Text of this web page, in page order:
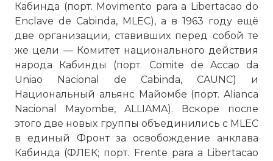
Кабинда (порт. Movimento para a Libertacao do
Enclave de Cabinda, MLEC), а в 1963 году ещё
две организации, ставивших перед собой те
же цели — Комитет национального действия
народа Кабинды (порт. Comite de Accao da
Uniao Nacional de Cabinda, CAUNC) и
Национальный альянс Майомбе (порт. Alianca
Nacional Mayombe, ALLIAMA). Вскоре после
этого две новых группы объединились с MLEC
в единый Фронт за освобождение анклава
Кабинда (ФЛЕК; порт. Frente para a Libertacao